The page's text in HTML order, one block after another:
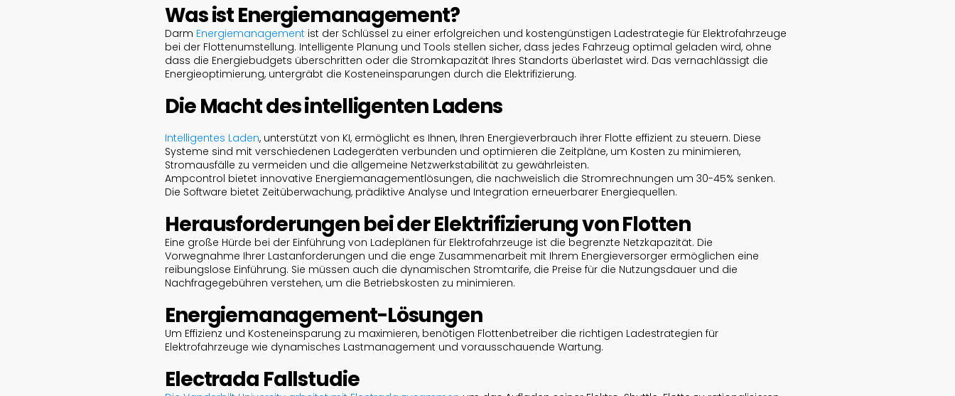
Was ist Energiemanagement?
Darm Energiemanagement ist der Schlüssel zu einer erfolgreichen und kostengünstigen Ladestrategie für Elektrofahrzeuge
bei der Flottenumstellung. Intelligente Planung und Tools stellen sicher, dass jedes Fahrzeug optimal geladen wird, ohne
dass die Energiebudgets überschritten oder die Stromkapazität Ihres Standorts überlastet wird. Das vernachlässigt die
Energieoptimierung, untergräbt die Kosteneinsparungen durch die Elektrifizierung.
Die Macht des intelligenten Ladens
Intelligentes Laden, unterstützt von KI, ermöglicht es Ihnen, Ihren Energieverbrauch ihrer Flotte effizient zu steuern. Diese
Systeme sind mit verschiedenen Ladegeräten verbunden und optimieren die Zeitpläne, um Kosten zu minimieren,
Stromausfälle zu vermeiden und die allgemeine Netzwerkstabilität zu gewährleisten.
Ampcontrol bietet innovative Energiemanagementlösungen, die nachweislich die Stromrechnungen um 30-45% senken.
Die Software bietet Zeitüberwachung, prädiktive Analyse und Integration erneuerbarer Energiequellen.
Herausforderungen bei der Elektrifizierung von Flotten
Eine große Hürde bei der Einführung von Ladeplänen für Elektrofahrzeuge ist die begrenzte Netzkapazität. Die
Vorwegnahme Ihrer Lastanforderungen und die enge Zusammenarbeit mit Ihrem Energieversorger ermöglichen eine
reibungslose Einführung. Sie müssen auch die dynamischen Stromtarife, die Preise für die Nutzungsdauer und die
Nachfragegebühren verstehen, um die Betriebskosten zu minimieren.
Energiemanagement-Lösungen
Um Effizienz und Kosteneinsparung zu maximieren, benötigen Flottenbetreiber die richtigen Ladestrategien für
Elektrofahrzeuge wie dynamisches Lastmanagement und vorausschauende Wartung.
Electrada Fallstudie